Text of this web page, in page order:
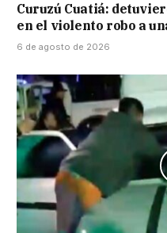
Curuzú Cuatiá:
en el violento robo a
6 de agosto de 2026